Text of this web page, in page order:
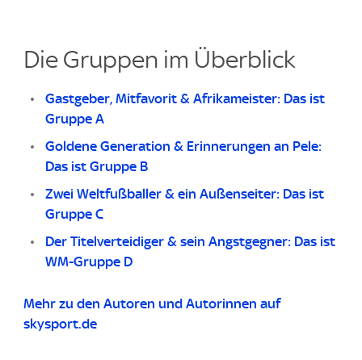
Die Gruppen im Überblick
Gastgeber, Mitfavorit & Afrikameister: Das ist
Gruppe A
Goldene Generation & Erinnerungen an Pele:
Das ist Gruppe B
Zwei Weltfußballer & ein Außenseiter: Das ist
Gruppe C
Der Titelverteidiger & sein Angstgegner: Das ist
WM-Gruppe D
Mehr zu den Autoren und Autorinnen auf
skysport.de